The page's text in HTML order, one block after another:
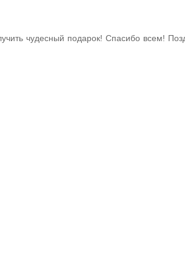
чудесный подарок! Спасибо всем!